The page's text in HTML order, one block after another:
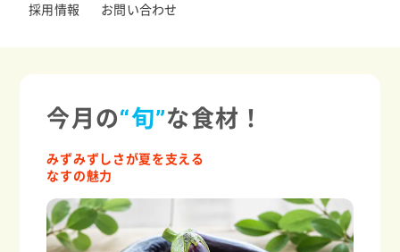
採用情報
お問い合わせ
今月の“旬”な食材！
みずみずしさが夏を支える
なすの魅力